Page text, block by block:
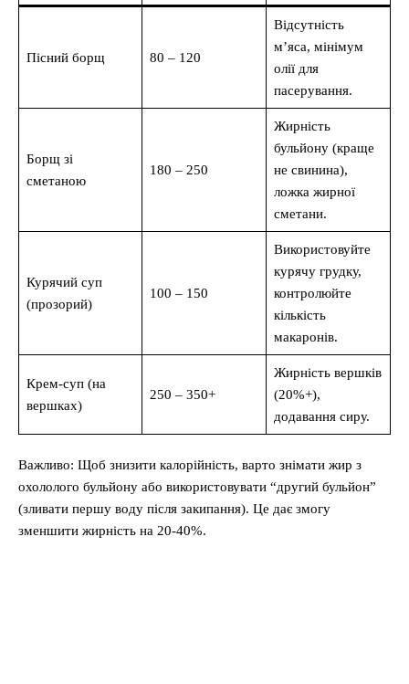
Пісний борщ 80 – 120
Відсутність
м’яса, мінімум
олії для
пасерування.
Борщ зі
сметаною
180 – 250
Жирність
бульйону (краще
не свинина),
ложка жирної
сметани.
Курячий суп
(прозорий)
100 – 150
Використовуйте
курячу грудку,
контролюйте
кількість
макаронів.
Крем-суп (на
вершках)
250 – 350+
Жирність вершків
(20%+),
додавання сиру.
Важливо: Щоб знизити калорійність, варто знімати жир з
охололого бульйону або використовувати “другий бульйон”
(зливати першу воду після закипання). Це дає змогу
зменшити жирність на 20-40%.